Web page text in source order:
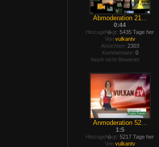
Abmoderation 21...
0:44
Hinzugef�gt: 5435 Tage her
Von vulkantv
Ansichten: 2303
Kommentare: 0
Noch nicht Bewertet
Anmoderation 52...
1:5
Hinzugef�gt: 5217 Tage her
Von vulkantv